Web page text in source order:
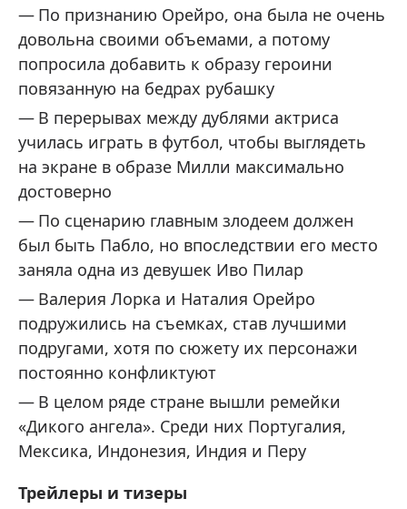
По признанию Орейро, она была не очень
довольна своими объемами, а потому
попросила добавить к образу героини
повязанную на бедрах рубашку
В перерывах между дублями актриса
училась играть в футбол, чтобы выглядеть
на экране в образе Милли максимально
достоверно
По сценарию главным злодеем должен
был быть Пабло, но впоследствии его место
заняла одна из девушек Иво Пилар
Валерия Лорка и Наталия Орейро
подружились на съемках, став лучшими
подругами, хотя по сюжету их персонажи
постоянно конфликтуют
В целом ряде стране вышли ремейки
«Дикого ангела». Среди них Португалия,
Мексика, Индонезия, Индия и Перу
Трейлеры и тизеры